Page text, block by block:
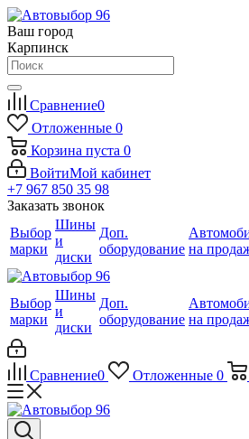
Ваш город
Карпинск
Сравнение0
Отложенные 0
Корзина пуста 0
ВойтиМой кабинет
+7 967 850 35 98
Заказать звонок
Выбор
марки
Шины
и
диски
Доп.
оборудование на
Выбор
марки
Шины
и
диски
Доп.
оборудование на
Сравнение0 Отложенные 0